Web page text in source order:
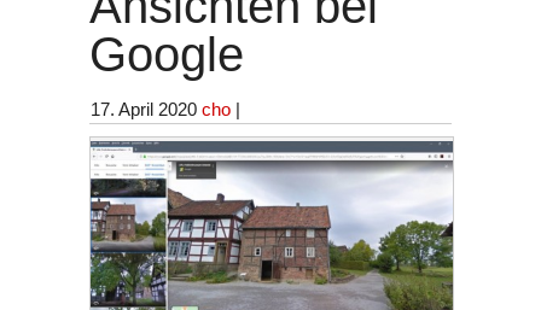
Google
17. April 2020 cho |